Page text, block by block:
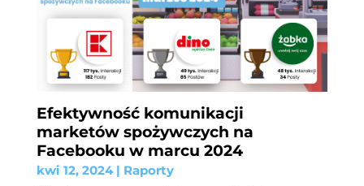
Efektywność komunikacji
marketów spożywczych na
Facebooku w marcu 2024
kwi 12, 2024| Raporty